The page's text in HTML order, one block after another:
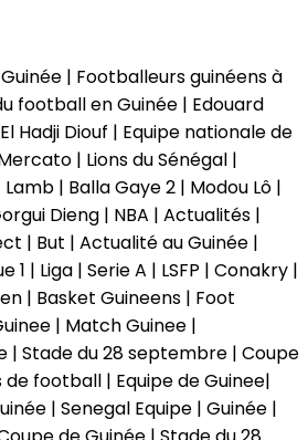
| Footballeurs guinéens à
football en Guinée | Edouard
Hadji Diouf | Equipe nationale de
| Lions du Sénégal |
| Balla Gaye 2 | Modou Lô |
Dieng | NBA | Actualités |
| But | Actualité au Guinée |
1 | Liga | Serie A | LSFP | Conakry |
| Basket Guineens | Foot
| Match Guinee |
| Stade du 28 septembre | Coupe
football | Equipe de Guinee|
| Senegal Equipe | Guinée |